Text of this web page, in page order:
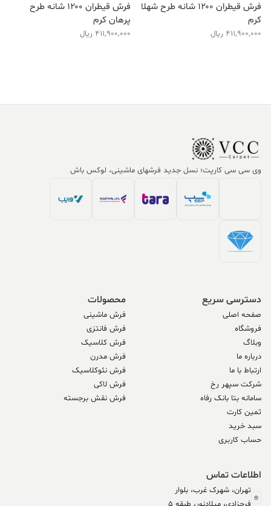
فرش قیطران ۱۲۰۰ شانه طرح شهلا
کرم
411,900,000 ریال
فرش قیطران ۱۲۰۰ شانه طرح
پرهان کرم
411,900,000 ریال
وی سی سی کارپت؛ نسل جدید فرشهای ماشینی، لوکس باش
دسترسی سریع
صفحه اصلی
فروشگاه
وبلاگ
درباره ما
ارتباط با ما
شرکت سپهر رخ
سامانه بتا بانک رفاه
ثمین کارت
سبد خرید
حساب کاربری
محصولات
فرش ماشینی
فرش فانتزی
فرش کلاسیک
فرش مدرن
فرش نئوکلاسیک
فرش لاکی
فرش نقش برجسته
اطلاعات تماس
تهران، شهرک غرب، بلوار